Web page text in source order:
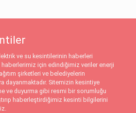
ve su kesintilerinin haberleri
haberlerimiz için edindiğimiz veriler enerji
şirketleri ve belediyelerin
dayanmaktadır. Sitemizin kesintiye
ve duyurma gibi resmi bir sorumluğu
haberleştirdiğimiz kesinti bilgilerini